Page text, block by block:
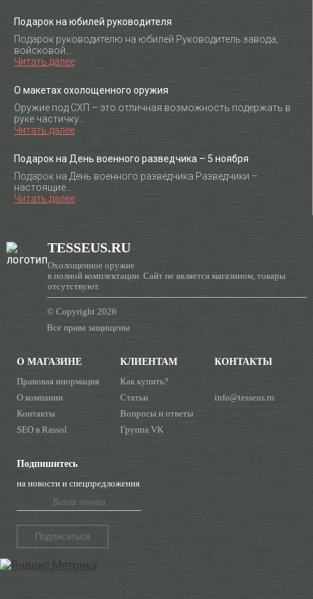
Подарок на юбилей руководителя
Подарок руководителю на юбилей Руководитель завода,
войсковой…
Читать далее
О макетах охолощенного оружия
Оружие под СХП – это отличная возможность подержать в
руке частичку…
Читать далее
Подарок на День военного разведчика – 5 ноября
Подарок на День военного разведчика Разведчики –
настоящие…
Читать далее
TESSEUS.RU
Охолощенное оружие
в полной комплектации. Сайт не является магазином, товары
отсутствуют.
© Copyright 2026
Все права защищены
О МАГАЗИНЕ
Правовая инормация
О компании
Контакты
SEO в Rassol
КЛИЕНТАМ
Как купить?
Статьи
Вопросы и ответы
Группа VK
КОНТАКТЫ
info@tesseus.ru
Подпишитесь
на новости и спецпредложения
Подписаться